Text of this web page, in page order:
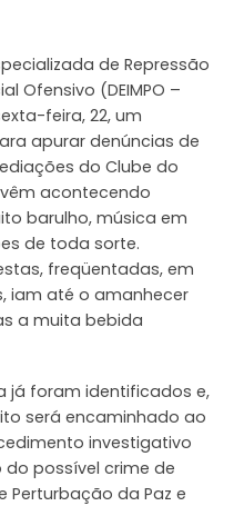
de Repressão
Ofensivo (DEIMPO –
feira, 22, um
apurar denúncias de
do Clube do
acontecendo
barulho, música em
de toda sorte.
freqüentadas, em
iam até o amanhecer
a muita bebida
já foram identificados e,
será encaminhado ao
investigativo
possível crime de
Perturbação da Paz e